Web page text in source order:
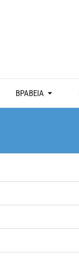
ΒΡΑΒΕΙΑ